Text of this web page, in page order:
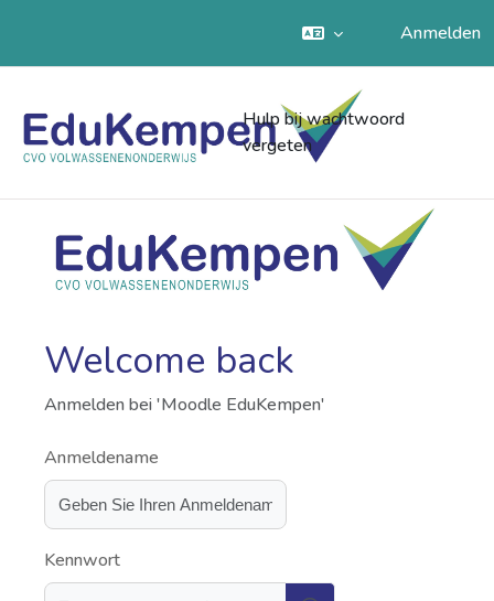
Anmelden
Hulp bij wachtwoord
vergeten
Welcome back
Anmelden bei 'Moodle EduKempen'
Anmeldename
Kennwort